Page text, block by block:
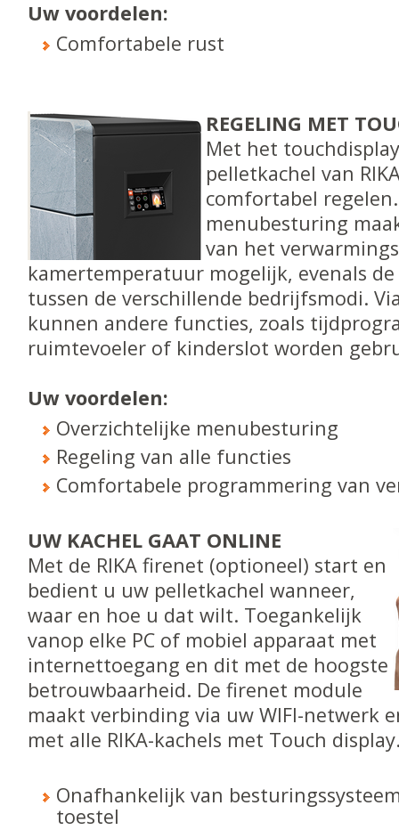
Uw voordelen:
Comfortabele rust
REGELING MET
Met het
pelletkachel van
comfortabel
menubesturing
van het
kamertemperatuur mogelijk, evenals
tussen de verschillende bedrijfsmodi.
kunnen andere functies, zoals
ruimtevoeler of kinderslot worden
Uw voordelen:
Overzichtelijke menubesturing
Regeling van alle functies
Comfortabele programmering van
UW KACHEL GAAT ONLINE
Met de RIKA firenet (optioneel) start en
bedient u uw pelletkachel wanneer,
waar en hoe u dat wilt. Toegankelijk
vanop elke PC of mobiel apparaat met
internettoegang en dit met de hoogste
betrouwbaarheid. De firenet module
maakt verbinding via uw WIFI-netwerk
met alle RIKA-kachels met Touch
Onafhankelijk van
toestel